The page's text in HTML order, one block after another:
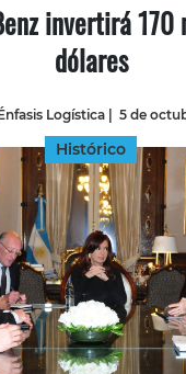
invertirá 170
dólares
Logística | 5 de
Histórico